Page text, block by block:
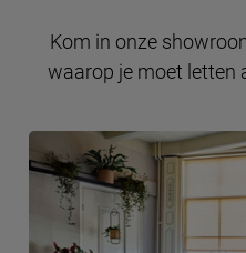
Kom in onze
waarop je moet letten